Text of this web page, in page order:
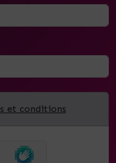
et conditions